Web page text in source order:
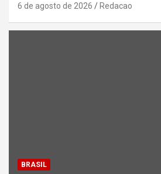
6 de agosto de 2026 Redacao
BRASIL